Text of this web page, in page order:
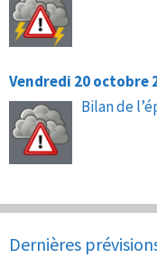
Vendredi 20 octobre
Bilan de
Dernières